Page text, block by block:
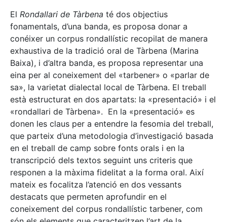
El Rondallari de Tàrbena té dos objectius
fonamentals, d’una banda, es proposa donar a
conéixer un corpus rondallístic recopilat de manera
exhaustiva de la tradició oral de Tàrbena (Marina
Baixa), i d’altra banda, es proposa representar una
eina per al coneixement del «tarbener» o «parlar de
sa», la varietat dialectal local de Tàrbena. El treball
està estructurat en dos apartats: la «presentació» i el
«rondallari de Tàrbena». En la «presentació» es
donen les claus per a entendre la fesomia del treball,
que parteix d’una metodologia d’investigació basada
en el treball de camp sobre fonts orals i en la
transcripció dels textos seguint uns criteris que
responen a la màxima fidelitat a la forma oral. Així
mateix es focalitza l’atenció en dos vessants
destacats que permeten aprofundir en el
coneixement del corpus rondallístic tarbener, com